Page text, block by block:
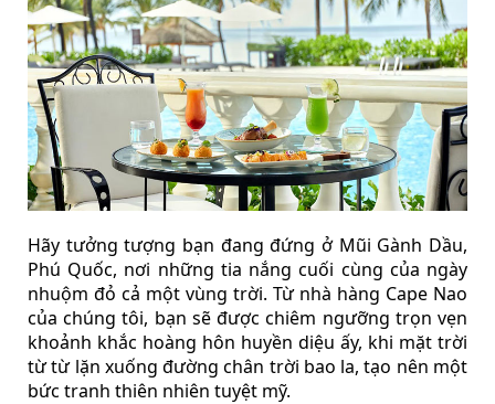
Hãy tưởng tượng bạn đang đứng ở Mũi Gành Dầu,
Phú Quốc, nơi những tia nắng cuối cùng của ngày
nhuộm đỏ cả một vùng trời. Từ nhà hàng Cape Nao
của chúng tôi, bạn sẽ được chiêm ngưỡng trọn vẹn
khoảnh khắc hoàng hôn huyền diệu ấy, khi mặt trời
từ từ lặn xuống đường chân trời bao la, tạo nên một
bức tranh thiên nhiên tuyệt mỹ.